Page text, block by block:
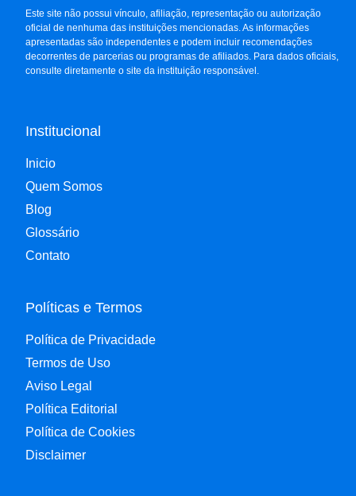
Este site não possui vínculo, afiliação, representação ou autorização
oficial de nenhuma das instituições mencionadas. As informações
apresentadas são independentes e podem incluir recomendações
decorrentes de parcerias ou programas de afiliados. Para dados oficiais,
consulte diretamente o site da instituição responsável.
Institucional
Inicio
Quem Somos
Blog
Glossário
Contato
Políticas e Termos
Política de Privacidade
Termos de Uso
Aviso Legal
Política Editorial
Política de Cookies
Disclaimer